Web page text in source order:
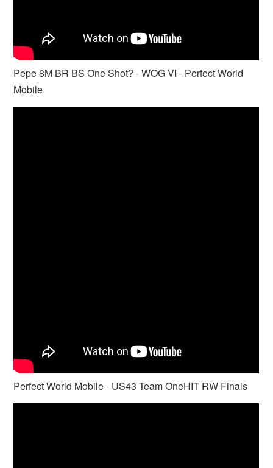
Pepe 8M BR BS One Shot? - WOG VI - Perfect World
Mobile
Perfect World Mobile - US43 Team OneHIT RW Finals